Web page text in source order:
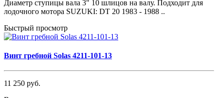
Диаметр ступицы вала 3" 10 шлицов на валу. Подходит для
лодочного мотора SUZUKI: DT 20 1983 - 1988 ..
Быстрый просмотр
Винт гребной Solas 4211-101-13
11 250 руб.